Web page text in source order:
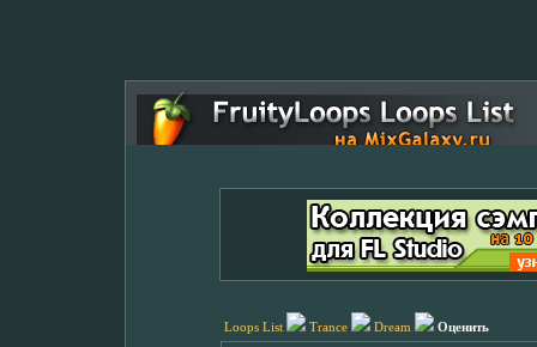
Loops List Trance Dream Оценить